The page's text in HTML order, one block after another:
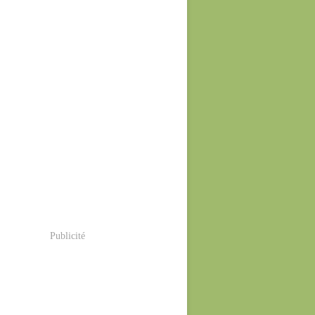
Publicité